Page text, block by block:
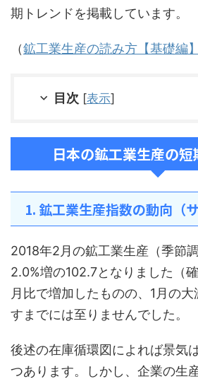
期トレンドを掲載しています。
（鉱工業生産の読み方【基礎編
目次 [表示]
日本の鉱工業生産の
1. 鉱工業生産指数の動向（サ
2018年2月の鉱工業生産（季節
2.0%増の102.7となりました（
月比で増加したものの、1月の
すまでには至りませんでした。
後述の在庫循環図によれば景気
つあります。しかし、企業の生